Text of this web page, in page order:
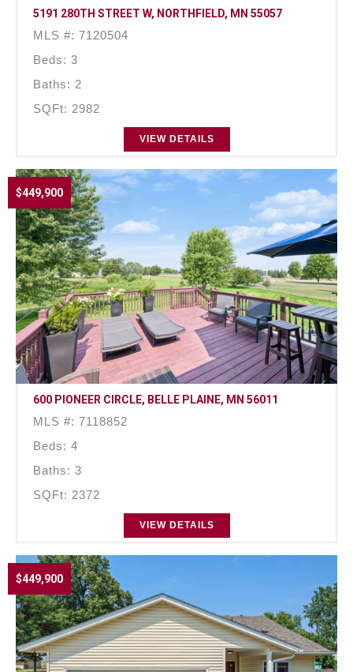
5191 280TH STREET W, NORTHFIELD, MN 55057
MLS #: 7120504
Beds: 3
Baths: 2
SQFt: 2982
VIEW DETAILS
$449,900
600 PIONEER CIRCLE, BELLE PLAINE, MN 56011
MLS #: 7118852
Beds: 4
Baths: 3
SQFt: 2372
VIEW DETAILS
$449,900